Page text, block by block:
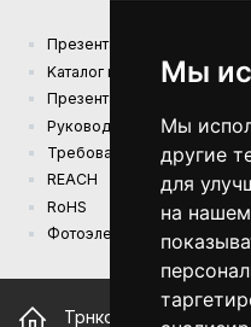
Мы
Мы
другие
для
на
Презентация компании
Kаталог продукции
Презентационный каталог
Руководства
Требования к экодизайну
REACH
RoHS
Фотоэлектрическая
Трнкова 156, 628 00